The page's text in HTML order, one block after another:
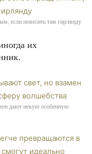
если повесить там гирлянду
их
дают некую особенную